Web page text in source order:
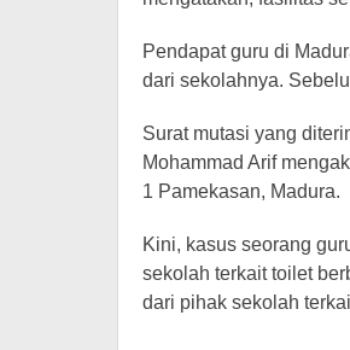
Pendapat guru di
dari sekolahnya.
Surat mutasi yang
Mohammad Arif
1 Pamekasan, Madura.
Kini, kasus seorang
sekolah terkait toilet
dari pihak sekolah